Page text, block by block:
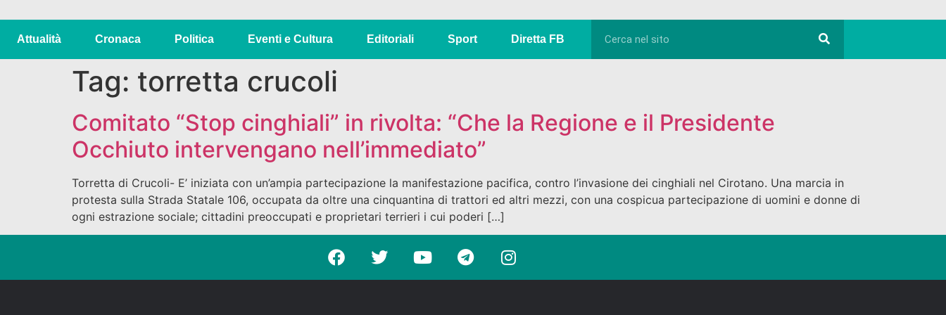
Attualità Cronaca Politica Eventi e Cultura Editoriali Sport Diretta FB
Tag: torretta crucoli
Comitato “Stop cinghiali” in rivolta: “Che la Regione e il Presidente
Occhiuto intervengano nell’immediato”
Torretta di Crucoli- E’ iniziata con un’ampia partecipazione la manifestazione pacifica, contro l’invasione dei cinghiali nel Cirotano. Una marcia in
protesta sulla Strada Statale 106, occupata da oltre una cinquantina di trattori ed altri mezzi, con una cospicua partecipazione di uomini e donne di
ogni estrazione sociale; cittadini preoccupati e proprietari terrieri i cui poderi […]